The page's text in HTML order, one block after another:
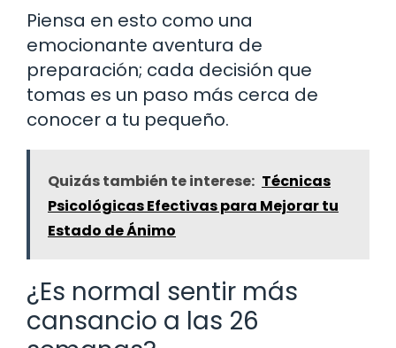
Piensa en esto como una
emocionante aventura de
preparación; cada decisión que
tomas es un paso más cerca de
conocer a tu pequeño.
Quizás también te interese: Técnicas
Psicológicas Efectivas para Mejorar tu
Estado de Ánimo
¿Es normal sentir más
cansancio a las 26